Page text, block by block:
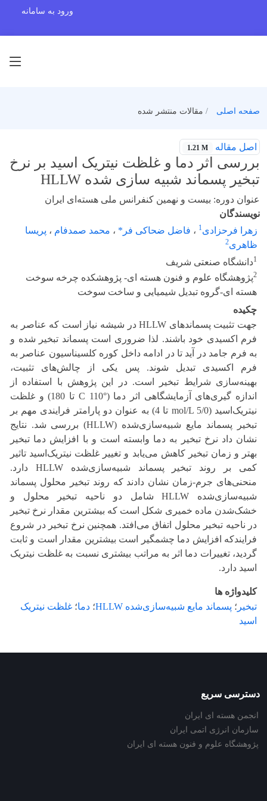
ورود به سامانه
صفحه اصلی مقالات منتشر شده
اصل مقاله 1.21 M
بررسی اثر دما و غلظت نیتریک اسید بر نرخ
تبخیر پسماند شبیه سازی شده HLLW
عنوان دوره: بیست و نهمین کنفرانس ملی هسته‌ای ایران
نویسندگان
زهرا فرحزادی1 ، فاضل ضحاکی فر* ، محمد صمدفام ، پریسا
ظاهری2
1دانشگاه صنعتی شریف
2پژوهشگاه علوم و فنون هسته ای- پژوهشکده چرخه سوخت
هسته ای-گروه تبدیل شیمیایی و ساخت سوخت
چکیده
جهت تثبیت پسماند‌های HLLW در شیشه نیاز است که عناصر به
فرم اکسیدی خود باشند. لذا ضروری است پسماند تبخیر شده و
به فرم جامد در آید تا در ادامه داخل کوره کلسیناسیون عناصر به
فرم اکسیدی تبدیل شوند. پس یکی از چالش‌های تثبیت،
بهینه‌سازی شرایط تبخیر است. در این پژوهش با استفاده از
اندازه گیری‌های آزمایشگاهی اثر دما (°C 110 تا 180) و غلظت
نیتریک‌اسید (mol/L 5/0 تا 4) به عنوان دو پارامتر فرایندی مهم بر
تبخیر پسماند‌ مایع شبیه‌سازی‌شده (HLLW) بررسی شد. نتایج
نشان داد نرخ تبخیر به دما وابسته است و با افزایش دما تبخیر
بهتر و زمان تبخیر کاهش می‌یابد و تغییر غلظت نیتریک‌اسید تاثیر
کمی بر روند تبخیر پسماند شبیه‌سازی‌شده HLLW دارد.
منحنی‌های جرم-زمان نشان دادند که روند تبخیر محلول پسماند
شبیه‌سازی‌شده HLLW شامل دو ناحیه تبخیر محلول و
خشک‌شدن ماده خمیری شکل است که بیشترین مقدار نرخ تبخیر
در ناحیه تبخیر محلول اتفاق می‌افتد. همچنین نرخ تبخیر در شروع
فرایندکه افزایش دما چشمگیر است بیشترین مقدار است و ثابت
گردید، تغییرات دما اثر به مراتب بیشتری نسبت به غلظت نیتریک
اسید دارد.
کلیدواژه ها
تبخیر ؛ پسماند مایع شبیه‌سازی‌شده HLLW ؛ دما؛ غلظت نیتریک
اسید
دسترسی سریع
انجمن هسته ای ایران
سازمان انرژی اتمی ایران
پژوهشگاه علوم و فنون هسته ای ایران